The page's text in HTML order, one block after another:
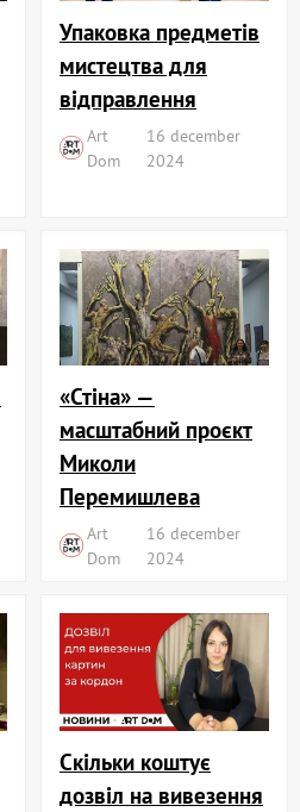
Упаковка предметів
мистецтва для
відправлення
Art
Dom
16 december
2024
«Стіна» —
масштабний проєкт
Миколи
Перемишлева
Art
Dom
16 december
2024
Скільки коштує
дозвіл на вивезення